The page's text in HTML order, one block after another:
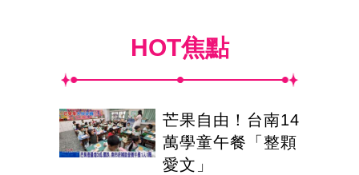
HOT焦點
芒果自由！台南14
萬學童午餐「整顆
愛文」